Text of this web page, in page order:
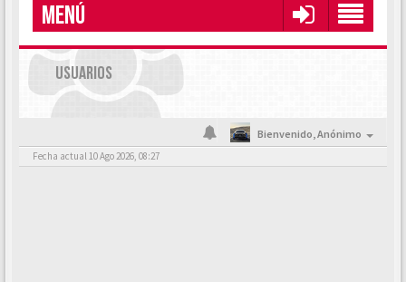
MENÚ
USUARIOS
Bienvenido,Anónimo
Fecha actual 10 Ago 2026, 08:27